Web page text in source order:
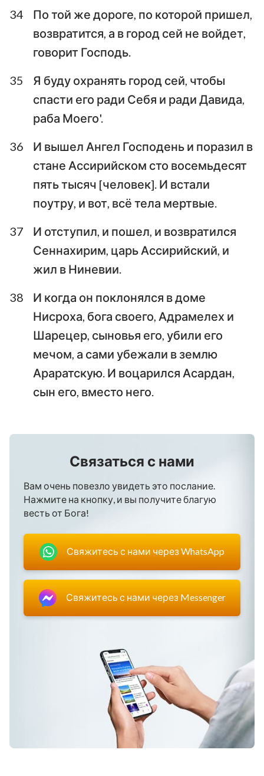
34
По той же дороге, по которой пришел,
возвратится, а в город сей не войдет,
говорит Господь.
35
Я буду охранять город сей, чтобы
спасти его ради Себя и ради Давида,
раба Моего'.
36
И вышел Ангел Господень и поразил в
стане Ассирийском сто восемьдесят
пять тысяч [человек]. И встали
поутру, и вот, всё тела мертвые.
37
И отступил, и пошел, и возвратился
Сеннахирим, царь Ассирийский, и
жил в Ниневии.
38
И когда он поклонялся в доме
Нисроха, бога своего, Адрамелех и
Шарецер, сыновья его, убили его
мечом, а сами убежали в землю
Араратскую. И воцарился Асардан,
сын его, вместо него.
Связаться с нами
Вам очень повезло увидеть это послание.
Нажмите на кнопку, и вы получите благую
весть от Бога!
Свяжитесь с нами через WhatsApp
Свяжитесь с нами через Messenger